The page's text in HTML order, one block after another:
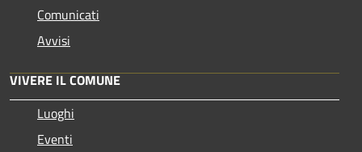
Comunicati
Avvisi
VIVERE IL COMUNE
Luoghi
Eventi